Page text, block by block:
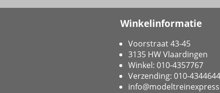
Winkelinformatie
Voorstraat 43-45
3135 HW Vlaardingen
Winkel: 010-4357767
Verzending: 010-4344644